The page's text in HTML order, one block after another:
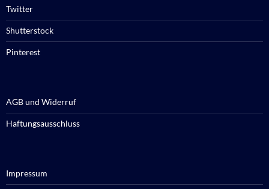
Twitter
Shutterstock
Pinterest
AGB und Widerruf
Haftungsausschluss
Impressum